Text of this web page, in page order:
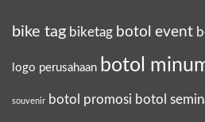
bike tag biketag botol event
logo perusahaan botol
souvenir botol promosi botol